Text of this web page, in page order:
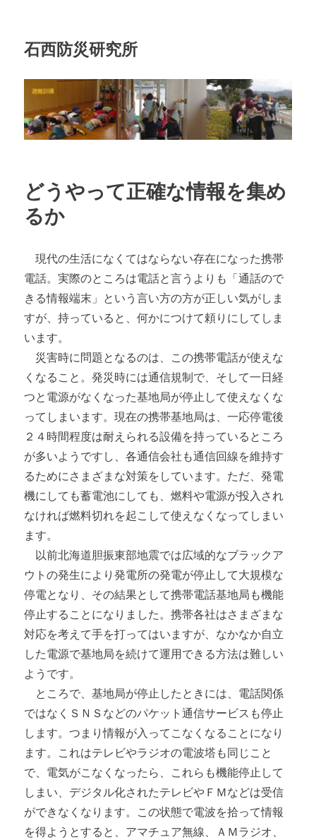
石西防災研究所
どうやって正確な情報を集め
るか
現代の生活になくてはならない存在になった携帯
電話。実際のところは電話と言うよりも「通話ので
きる情報端末」という言い方の方が正しい気がしま
すが、持っていると、何かにつけて頼りにしてしま
います。
災害時に問題となるのは、この携帯電話が使えな
くなること。発災時には通信規制で、そして一日経
つと電源がなくなった基地局が停止して使えなくな
ってしまいます。現在の携帯基地局は、一応停電後
２４時間程度は耐えられる設備を持っているところ
が多いようですし、各通信会社も通信回線を維持す
るためにさまざまな対策をしています。ただ、発電
機にしても蓄電池にしても、燃料や電源が投入され
なければ燃料切れを起こして使えなくなってしまい
ます。
以前北海道胆振東部地震では広域的なブラックア
ウトの発生により発電所の発電が停止して大規模な
停電となり、その結果として携帯電話基地局も機能
停止することになりました。携帯各社はさまざまな
対応を考えて手を打ってはいますが、なかなか自立
した電源で基地局を続けて運用できる方法は難しい
ようです。
ところで、基地局が停止したときには、電話関係
ではなくＳＮＳなどのパケット通信サービスも停止
します。つまり情報が入ってこなくなることになり
ます。これはテレビやラジオの電波塔も同じこと
で、電気がこなくなったら、これらも機能停止して
しまい、デジタル化されたテレビやＦＭなどは受信
ができなくなります。この状態で電波を拾って情報
を得ようとすると、アマチュア無線、ＡＭラジオ、